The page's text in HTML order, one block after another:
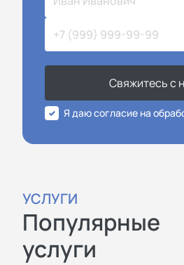
Свяжитесь с
Я даю согласие на
УСЛУГИ
Популярные
услуги